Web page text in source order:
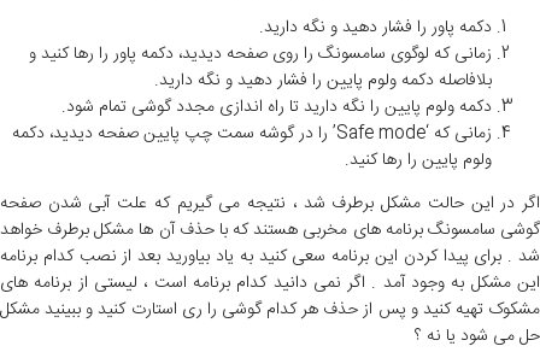
دکمه پاور را فشار دهید و نگه دارید.
زمانی که لوگوی سامسونگ را روی صفحه دیدید، دکمه پاور را رها کنید و
بلافاصله دکمه ولوم پایین را فشار دهید و نگه دارید.
دکمه ولوم پایین را نگه دارید تا راه اندازی مجدد گوشی تمام شود.
زمانی که ‘Safe mode’ را در گوشه سمت چپ پایین صفحه دیدید، دکمه
ولوم پایین را رها کنید.
اگر در این حالت مشکل برطرف شد ، نتیجه می گیریم که علت آبی شدن صفحه
گوشی سامسونگ برنامه های مخربی هستند که با حذف آن ها مشکل برطرف خواهد
شد . برای پیدا کردن این برنامه سعی کنید به یاد بیاورید بعد از نصب کدام برنامه
این مشکل به وجود آمد . اگر نمی دانید کدام برنامه است ، لیستی از برنامه های
مشکوک تهیه کنید و پس از حذف هر کدام گوشی را ری استارت کنید و ببینید مشکل
حل می شود یا نه ؟